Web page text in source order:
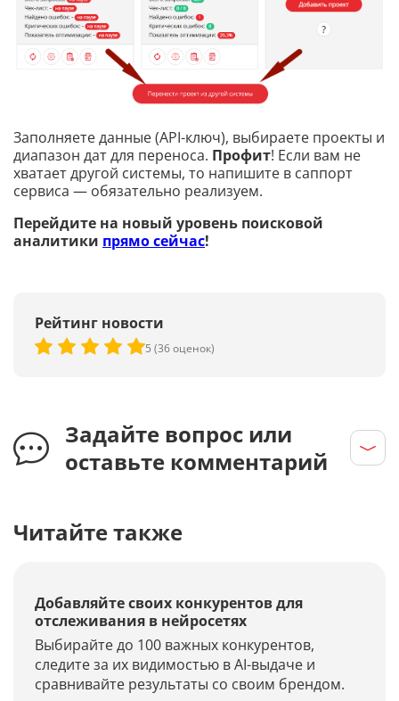
Заполняете данные (API-ключ), выбираете проекты и
диапазон дат для переноса. Профит! Если вам не
хватает другой системы, то напишите в саппорт
сервиса — обязательно реализуем.
Перейдите на новый уровень поисковой
аналитики прямо сейчас!
Рейтинг новости
5 (36 оценок)
Задайте вопрос или
оставьте комментарий
Читайте также
Добавляйте своих конкурентов для
отслеживания в нейросетях
Выбирайте до 100 важных конкурентов,
следите за их видимостью в AI-выдаче и
сравнивайте результаты со своим брендом.